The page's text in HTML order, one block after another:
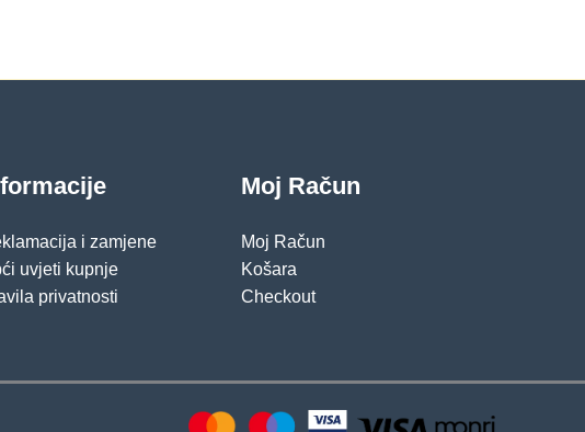
i zamjene
uvjeti kupnje
privatnosti
Moj Račun
Moj Račun
Košara
Checkout